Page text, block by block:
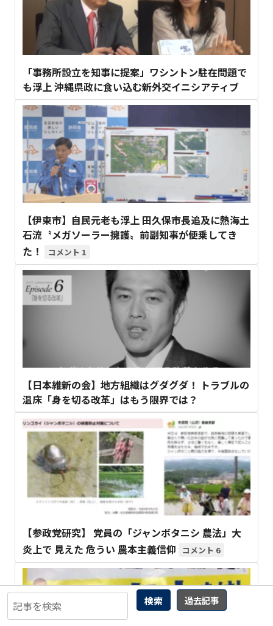
検索 過去記事
「事務所設立を知事に提案」ワシントン駐在問題で
も浮上 沖縄県政に食い込む新外交イニシアティブ
【伊東市】自民元老も浮上 田久保市長追及に熱海土
石流〝メガソーラー擁護〟前副知事が便乗してき
た！
1
【日本維新の会】地方組織はグダグダ！ トラブルの
温床「身を切る改革」はもう限界では？
【参政党研究】 党員の「ジャンボタニシ 農法」大
炎上で 見えた 危うい 農本主義信仰
6